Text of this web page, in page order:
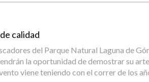
calidad
del Parque Natural Laguna de
la oportunidad de demostrar su
viene teniendo con el correr de los